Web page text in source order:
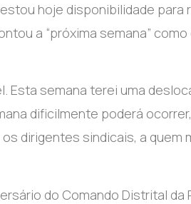
hoje disponibilidade para
a “próxima semana”
Esta semana terei uma
dificilmente poderá
dirigentes sindicais, a quem
do Comando Distrital da